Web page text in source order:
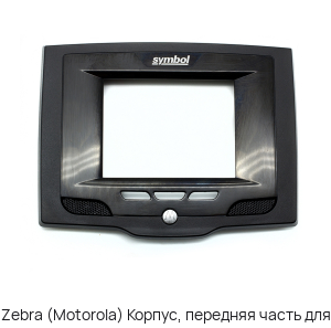
Zebra (Motorola) Корпус, передняя часть для